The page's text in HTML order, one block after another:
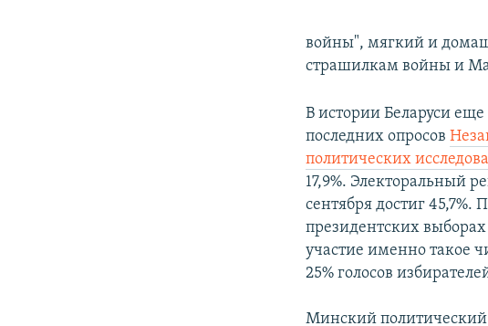
войны", мягкий и
страшилкам войны и
В истории Беларуси
последних опросов
политических
17,9%. Электоральный
сентября достиг 45,7%.
президентских
участие именно такое
25% голосов
Минский политический